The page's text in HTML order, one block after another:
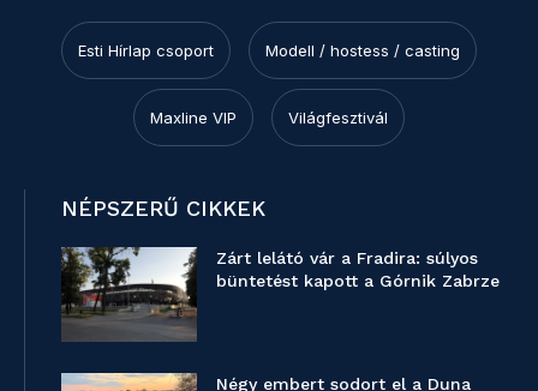
Esti Hírlap csoport Modell / hostess / casting
Maxline VIP Világfesztivál
NÉPSZERŰ CIKKEK
Zárt lelátó vár a Fradira: súlyos
büntetést kapott a Górnik Zabrze
Négy embert sodort el a Duna